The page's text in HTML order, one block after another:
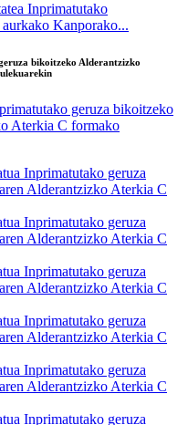
Inprimatutako
Kanporako...
bikoitzeko Alderantzizko